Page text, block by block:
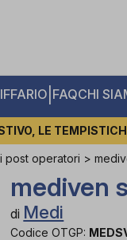
FAQCHI
LE
post operatori >
mediven
di Medi
Codice OTGP: